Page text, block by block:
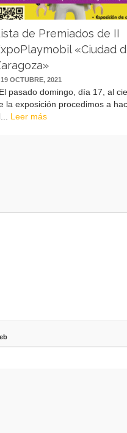
de Premiados de II
«Ciudad
19 OCTUBRE, 2021
pasado domingo, día 17, al
la exposición procedimos a
Leer más